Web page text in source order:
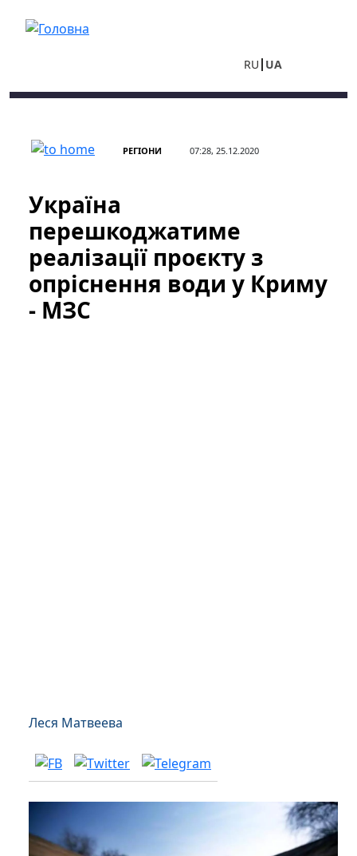
RU UA
РЕГІОНИ 07:28, 25.12.2020
Україна
перешкоджатиме
реалізації проєкту з
опріснення води у Криму
- МЗС
Леся Матвеева